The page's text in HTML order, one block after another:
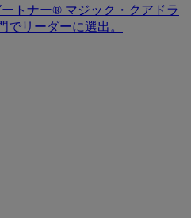
ートナー® マジック・クアドラ
リーダーに選出。